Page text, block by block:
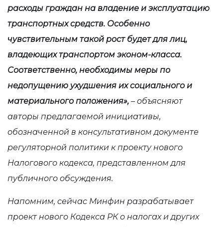
расходы граждан на владение и эксплуатацию
транспортных средств. Особенно
чувствительным такой рост будет для лиц,
владеющих транспортом эконом-класса.
Соответственно, необходимы меры по
недопущению ухудшения их социального и
материального положения», – объясняют
авторы предлагаемой инициативы,
обозначенной в консультативном документе
регуляторной политики к проекту нового
Налогового кодекса, представленном для
публичного обсуждения.
Напомним, сейчас Минфин разрабатывает
проект нового Кодекса РК о налогах и других